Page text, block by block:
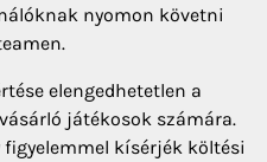
nyomon követni
elengedhetetlen a
játékosok számára.
kísérjék költési